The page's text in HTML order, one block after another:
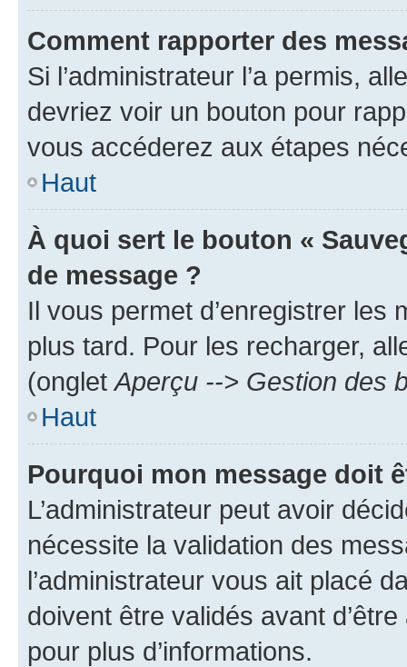
Comment rapporter des
Si l’administrateur l’a permis,
devriez voir un bouton pour
vous accéderez aux étapes
Haut
À quoi sert le bouton «
de message ?
Il vous permet d’enregistrer
plus tard. Pour les recharger,
(onglet Aperçu --> Gestion des
Haut
Pourquoi mon message doit
L’administrateur peut avoir
nécessite la validation des
l’administrateur vous ait placé
doivent être validés avant
pour plus d’informations.